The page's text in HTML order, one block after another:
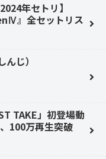
年セトリ】
』全セットリス
じ）
TAKE」初登場動
100万再生突破